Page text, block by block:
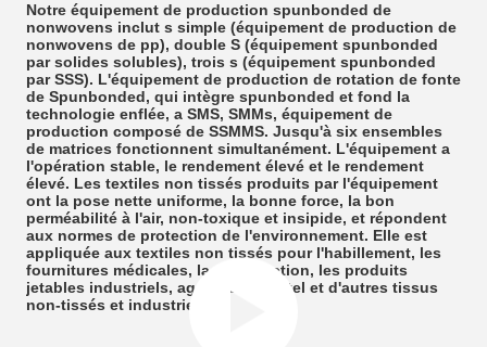
Notre équipement de production spunbonded de
nonwovens inclut s simple (équipement de production de
nonwovens de pp), double S (équipement spunbonded
par solides solubles), trois s (équipement spunbonded
par SSS). L'équipement de production de rotation de fonte
de Spunbonded, qui intègre spunbonded et fond la
technologie enflée, a SMS, SMMs, équipement de
production composé de SSMMS. Jusqu'à six ensembles
de matrices fonctionnent simultanément. L'équipement a
l'opération stable, le rendement élevé et le rendement
élevé. Les textiles non tissés produits par l'équipement
ont la pose nette uniforme, la bonne force, la bon
perméabilité à l'air, non-toxique et insipide, et répondent
aux normes de protection de l'environnement. Elle est
appliquée aux textiles non tissés pour l'habillement, les
fournitures médicales, la construction, les produits
jetables industriels, agricoles, d'hôtel et d'autres tissus
non-tissés et industriels.